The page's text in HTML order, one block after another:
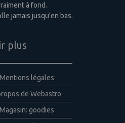
à fond.
jamais jusqu'en bas.
plus
Mentions légales
de Webastro
Magasin: goodies